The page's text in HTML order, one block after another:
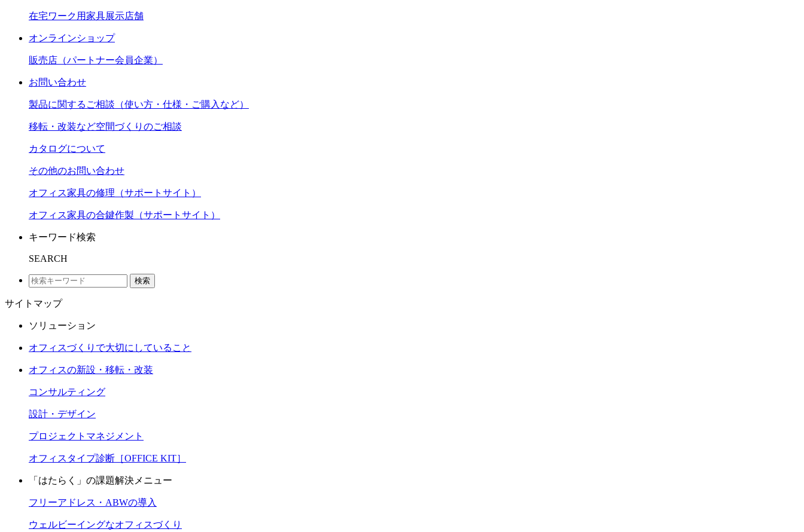
在宅ワーク用家具展示店舗
オンラインショップ
販売店（パートナー会員企業）
お問い合わせ
製品に関するご相談（使い方・仕様・ご購入など）
移転・改装など空間づくりのご相談
カタログについて
その他のお問い合わせ
オフィス家具の修理（サポートサイト）
オフィス家具の合鍵作製（サポートサイト）
キーワード検索
SEARCH
検索
サイトマップ
ソリューション
オフィスづくりで大切にしていること
オフィスの新設・移転・改装
コンサルティング
設計・デザイン
プロジェクトマネジメント
オフィスタイプ診断［OFFICE KIT］
「はたらく」の課題解決メニュー
フリーアドレス・ABWの導入
ウェルビーイングなオフィスづくり